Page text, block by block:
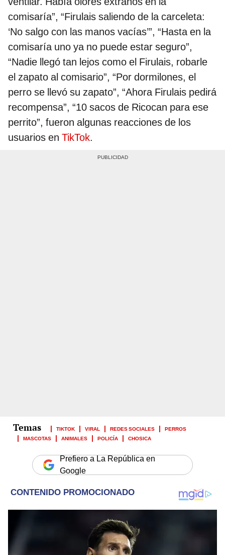
comisaría”, “Firulais saliendo de la carceleta:
‘No salgo con las manos vacías’”, “Hasta en la
comisaría uno ya no puede estar seguro”,
“Nadie llegó tan lejos como el Firulais, robarle
el zapato al comisario”, “Por dormilones, el
perro se llevó su zapato”, “Ahora Firulais pedirá
recompensa”, “10 sacos de Ricocan para ese
perrito”, fueron algunas reacciones de los
usuarios en TikTok.
TIKTOK VIRAL REDES SOCIALES
PERROS
MASCOTAS
ANIMALES POLICÍA CHOSICA
Prefiero a La República en
Google